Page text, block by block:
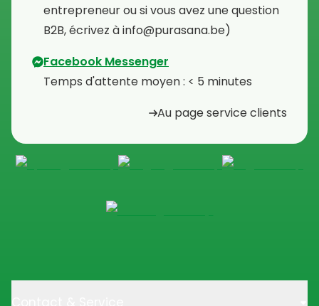
entrepreneur ou si vous avez une question
B2B, écrivez à info@purasana.be)
Facebook Messenger
Temps d'attente moyen : < 5 minutes
Au page service clients